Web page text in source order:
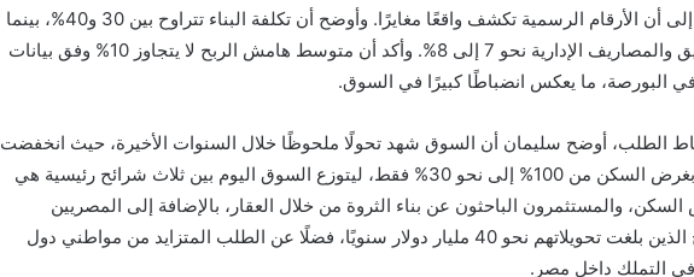
العقارية، مشيرًا إلى أن الأرقام الرسمية تكشف واقعًا مغايرًا. وأوضح أن تكلفة البناء تتراوح بين 30 و40%، بينما
تبلغ نسبة التسويق والمصاريف الإدارية نحو 7 إلى 8%. وأكد أن متوسط هامش الربح لا يتجاوز 10% وفق بيانات
البورصة، ما يعكس انضباطًا كبيرًا في السوق.
الطلب، أوضح سليمان أن السوق شهد تحولًا ملحوظًا خلال السنوات الأخيرة، حيث انخفضت
نسبة المشترين بغرض السكن من 100% إلى نحو 30% فقط، ليتوزع السوق اليوم بين ثلاث شرائح رئيسية هي
والمستثمرون الباحثون عن بناء الثروة من خلال العقار، بالإضافة إلى المصريين
العاملين بالخارج الذين بلغت تحويلاتهم نحو 40 مليار دولار سنويًا، فضلًا عن الطلب المتزايد من مواطني دول
في التملك داخل مصر.